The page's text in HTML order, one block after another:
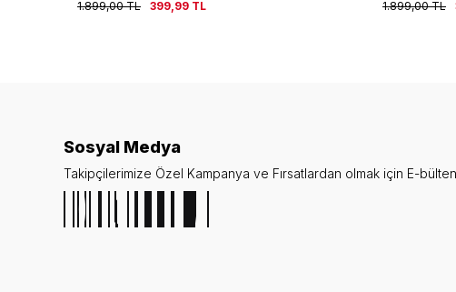
1.899,00TL 399,99 TL
1.899,00TL
Sosyal Medya
Takipçilerimize Özel Kampanya ve Fırsatlardan olmak için E-